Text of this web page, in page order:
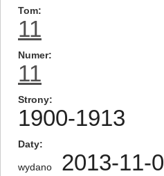
Tom
11
Numer
11
Strony
1900-1913
Daty
wydano 2013-11-